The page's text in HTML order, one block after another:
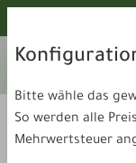
Ihr aktuelles
Bitte wähle das
So werden alle
Mehrwertsteuer